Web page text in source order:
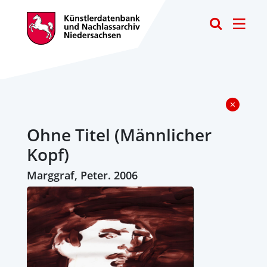
Ohne Titel (Männlicher
Kopf)
Marggraf, Peter. 2006